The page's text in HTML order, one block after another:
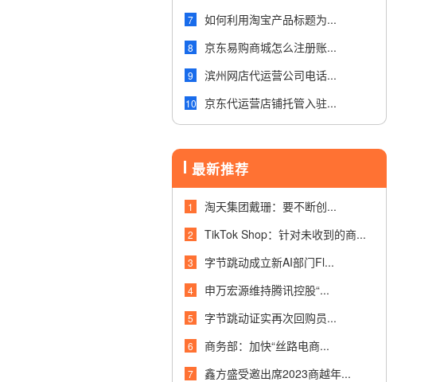
7 如何利用淘宝产品标题为...
8 京东易购商城怎么注册账...
9 滨州网店代运营公司电话...
10 京东代运营店铺托管入驻...
最新推荐
1 淘天集团戴珊：要不断创...
2 TikTok Shop：针对未收到的商...
3 字节跳动成立新AI部门Fl...
4 申万宏源维持腾讯控股“...
5 字节跳动证实再次回购员...
6 商务部：加快“丝路电商...
7 鑫方盛受邀出席2023商越年...